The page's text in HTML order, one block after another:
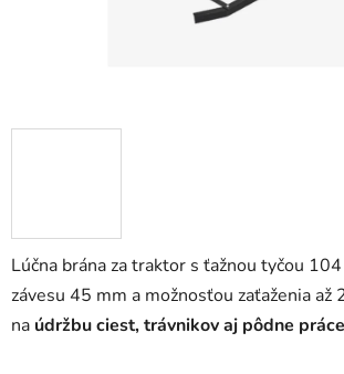
Lúčna brána za traktor s ťažnou tyčou
závesu 45 mm a možnosťou zaťaženia až
na údržbu ciest, trávnikov aj pôdne